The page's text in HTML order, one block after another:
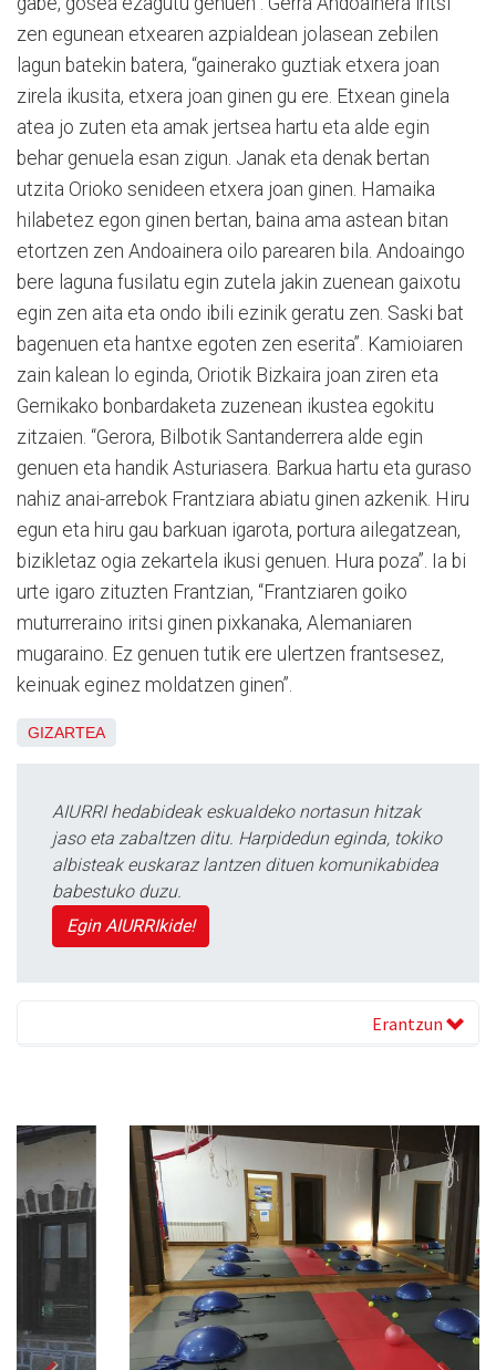
zen egunean etxearen azpialdean jolasean zebilen
lagun batekin batera, “gainerako guztiak etxera joan
zirela ikusita, etxera joan ginen gu ere. Etxean ginela
atea jo zuten eta amak jertsea hartu eta alde egin
behar genuela esan zigun. Janak eta denak bertan
utzita Orioko senideen etxera joan ginen. Hamaika
hilabetez egon ginen bertan, baina ama astean bitan
etortzen zen Andoainera oilo parearen bila. Andoaingo
bere laguna fusilatu egin zutela jakin zuenean gaixotu
egin zen aita eta ondo ibili ezinik geratu zen. Saski bat
bagenuen eta hantxe egoten zen eserita”. Kamioiaren
zain kalean lo eginda, Oriotik Bizkaira joan ziren eta
Gernikako bonbardaketa zuzenean ikustea egokitu
zitzaien. “Gerora, Bilbotik Santanderrera alde egin
genuen eta handik Asturiasera. Barkua hartu eta guraso
nahiz anai-arrebok Frantziara abiatu ginen azkenik. Hiru
egun eta hiru gau barkuan igarota, portura ailegatzean,
bizikletaz ogia zekartela ikusi genuen. Hura poza”. Ia bi
urte igaro zituzten Frantzian, “Frantziaren goiko
muturreraino iritsi ginen pixkanaka, Alemaniaren
mugaraino. Ez genuen tutik ere ulertzen frantsesez,
keinuak eginez moldatzen ginen”.
GIZARTEA
AIURRI hedabideak eskualdeko nortasun hitzak
jaso eta zabaltzen ditu. Harpidedun eginda, tokiko
albisteak euskaraz lantzen dituen komunikabidea
babestuko duzu.
Egin AIURRIkide!
Erantzun